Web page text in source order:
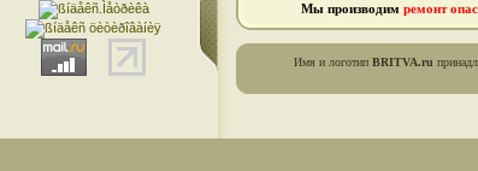
Мы производим ремонт
Имя и логотип BRITVA.ru